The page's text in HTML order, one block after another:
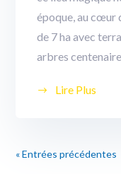
époque, au cœur
de 7 ha avec
arbres
Lire Plus
« Entrées précédentes